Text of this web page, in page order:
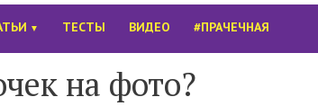
▼ ТЕСТЫ ВИДЕО #ПРАЧЕЧНАЯ
на фото?